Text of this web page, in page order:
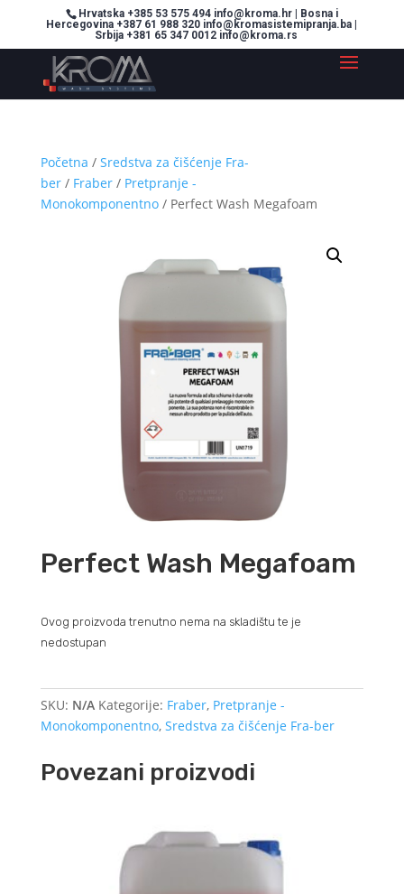
Hrvatska +385 53 575 494 info@kroma.hr | Bosna i
Hercegovina +387 61 988 320 info@kromasistemipranja.ba |
Srbija +381 65 347 0012 info@kroma.rs
Početna / Sredstva za čišćenje Fra-
ber/ Fraber/ Pretpranje -
Monokomponentno/ Perfect Wash Megafoam
Perfect Wash Megafoam
Ovog proizvoda trenutno nema na skladištu te je
nedostupan
SKU: N/A Kategorije: Fraber, Pretpranje -
Monokomponentno, Sredstva za čišćenje Fra-ber
Povezani proizvodi